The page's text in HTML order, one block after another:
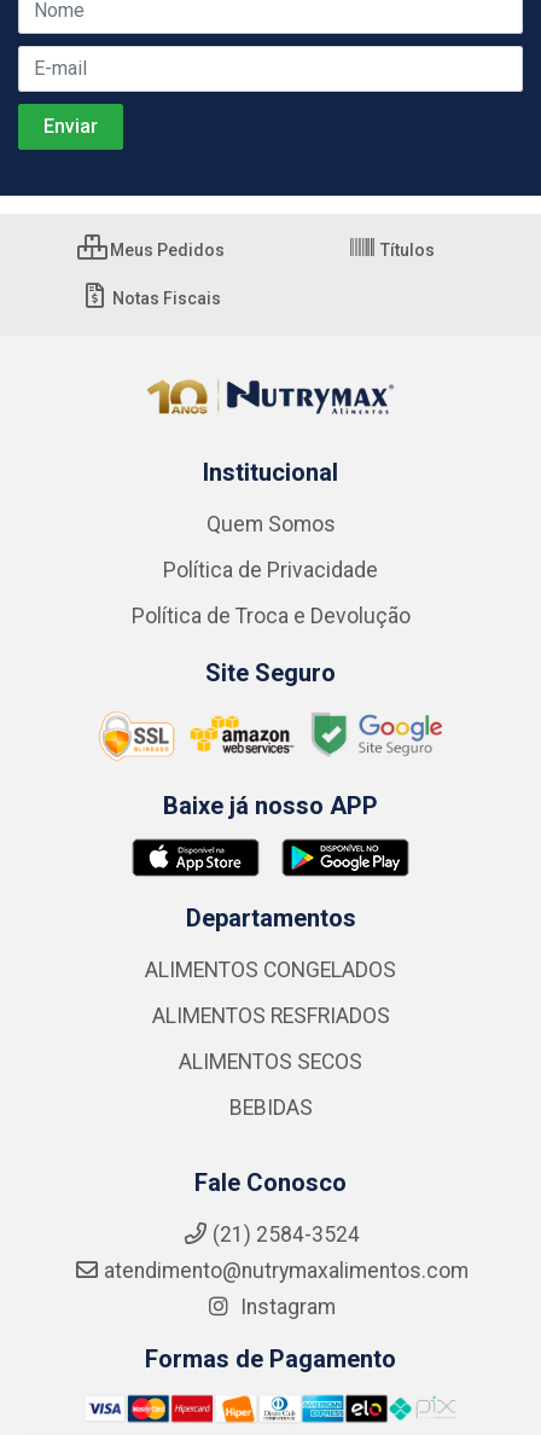
Meus Pedidos Títulos
Notas Fiscais
Institucional
Quem Somos
Política de Privacidade
Política de Troca e Devolução
Site Seguro
Baixe já nosso APP
Departamentos
ALIMENTOS CONGELADOS
ALIMENTOS RESFRIADOS
ALIMENTOS SECOS
BEBIDAS
Fale Conosco
(21) 2584-3524
atendimento@nutrymaxalimentos.com
Instagram
Formas de Pagamento